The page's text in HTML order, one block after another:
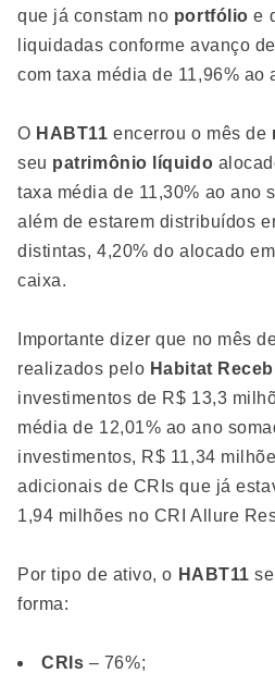
que já constam no portfólio e
liquidadas conforme avanço
com taxa média de 11,96% ao
O HABT11 encerrou o mês de
seu patrimônio líquido
taxa média de 11,30% ao ano
além de estarem distribuídos
distintas, 4,20% do alocado em
caixa.
Importante dizer que no mês
realizados pelo Habitat
investimentos de R$ 13,3
média de 12,01% ao ano
investimentos, R$ 11,34
adicionais de CRIs que já
1,94 milhões no CRI Allure
Por tipo de ativo, o HABT11
forma:
CRIs – 76%;